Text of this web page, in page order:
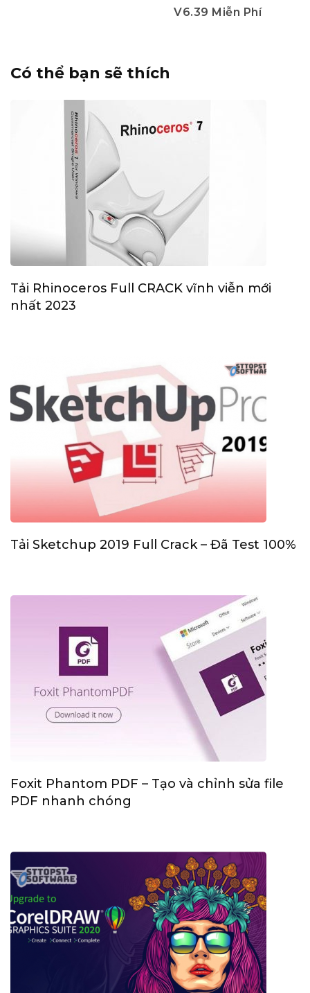
V6.39 Miễn Phí
Có thể bạn sẽ thích
Tải Rhinoceros Full CRACK vĩnh viễn mới
nhất 2023
Tải Sketchup 2019 Full Crack – Đã Test 100%
Foxit Phantom PDF – Tạo và chỉnh sửa file
PDF nhanh chóng